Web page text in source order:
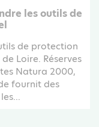
les outils de
de protection
Loire. Réserves
Natura 2000,
fournit des